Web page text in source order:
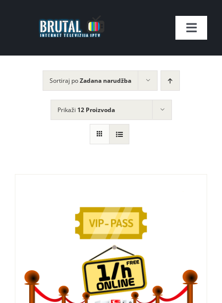
Toggle
Naslovnica
SHOP
Kontakt
Imate pitanje?
Košarica
Sortiraj poZadana narudžba
Prikaži 12 Proizvoda